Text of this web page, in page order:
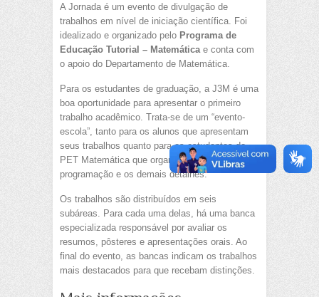
A Jornada é um evento de divulgação de
trabalhos em nível de iniciação científica. Foi
idealizado e organizado pelo Programa de
Educação Tutorial – Matemática e conta com
o apoio do Departamento de Matemática.
Para os estudantes de graduação, a J3M é uma
boa oportunidade para apresentar o primeiro
trabalho acadêmico. Trata-se de um “evento-
escola”, tanto para os alunos que apresentam
seus trabalhos quanto para os estudantes do
PET Matemática que organizam toda a
programação e os demais detalhes.
Os trabalhos são distribuídos em seis
subáreas. Para cada uma delas, há uma banca
especializada responsável por avaliar os
resumos, pôsteres e apresentações orais. Ao
final do evento, as bancas indicam os trabalhos
mais destacados para que recebam distinções.